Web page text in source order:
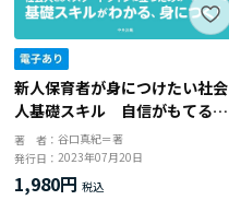
新人保育者が身につけたい社会
人基礎スキル 自信がもてる、
成長できる！
著 者：谷口真紀＝著
発行日：2023年07月20日
1,980円